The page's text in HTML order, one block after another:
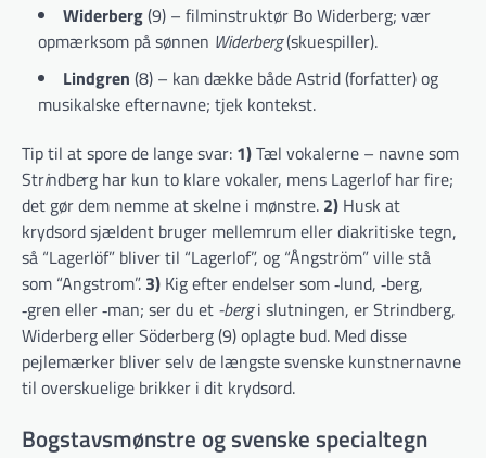
Widerberg(9) – filminstruktør Bo Widerberg; vær
opmærksom på sønnen Widerberg(skuespiller).
Lindgren (8) – kan dække både Astrid (forfatter) og
musikalske efternavne; tjek kontekst.
Tip til at spore de lange svar: 1)Tæl vokalerne – navne som
Strindberg har kun to klare vokaler, mens Lagerlof har fire;
det gør dem nemme at skelne i mønstre. 2) Husk at
krydsord sjældent bruger mellemrum eller diakritiske tegn,
så “Lagerlöf” bliver til “Lagerlof”, og “Ångström” ville stå
som “Angstrom”. 3) Kig efter endelser som ‑lund, ‑berg,
‑gren eller ‑man; ser du et -bergi slutningen, er Strindberg,
Widerberg eller Söderberg (9) oplagte bud. Med disse
pejlemærker bliver selv de længste svenske kunstnernavne
til overskuelige brikker i dit krydsord.
Bogstavsmønstre og svenske specialtegn